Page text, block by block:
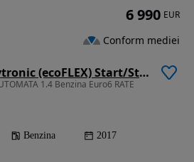
Opel Corsa 1.4 Easytronic (ecoFLEX) Start/Stop Edition
1.4 Benzina Euro6 RATE
Benzina 2017
6 990 EUR
Conform mediei